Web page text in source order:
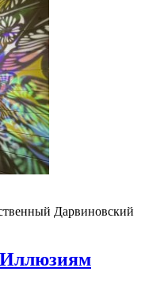
Дарвиновский